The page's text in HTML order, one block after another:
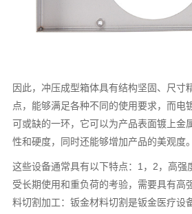
因此，冲压成型箱体具有结构坚固、尺寸
点，能够满足各种不同的使用要求，而电
可或缺的一环，它可以为产品表面镀上金
性和硬度，同时还能够增加产品的美观度。
这些设备通常具有以下特点：1，2，高强
受长期使用和重负荷的考验，需要具有高
料切割加工：钣金材料切割是钣金医疗设